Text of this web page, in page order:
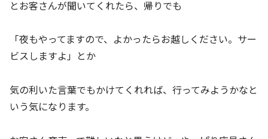
とお客さんが聞いてくれたら、帰りでも
「夜もやってますので、よかったらお越しください。サー
ビスしますよ」とか
気の利いた言葉でもかけてくれれば、行ってみようかなと
いう気になります。